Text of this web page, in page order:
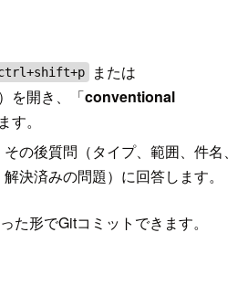
または
）を開き、「conventional
す。
の後質問（タイプ、範囲、件名、
決済みの問題）に回答します。
た形でGitコミットできます。